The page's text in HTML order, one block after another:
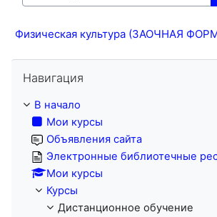
Физическая культура (ЗАОЧНАЯ
Навигация
В начало
Мои курсы
Объявления сайта
Электронные библиотечные
Мои курсы
Курсы
Дистанционное обучение